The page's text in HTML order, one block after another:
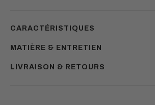
CARACTÉRISTIQUES
MATIÈRE & ENTRETIEN
LIVRAISON & RETOURS